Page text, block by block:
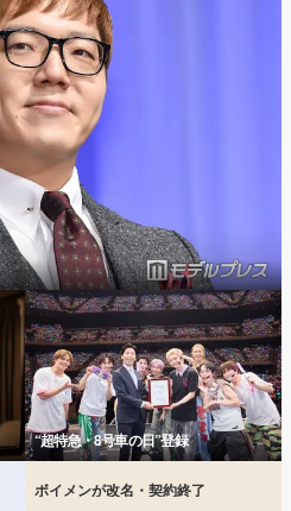
“超特急・8号車の日”登録
ボイメンが改名・契約終了